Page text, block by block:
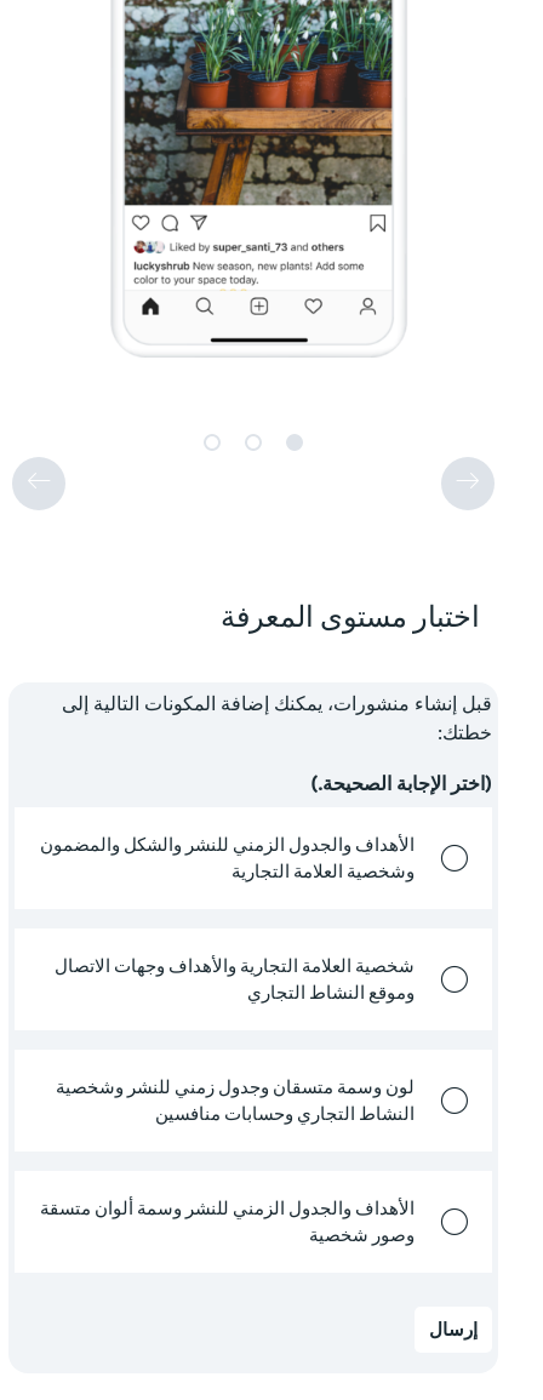
اختبار مستوى المعرفة
قبل إنشاء منشورات، يمكنك إضافة المكونات التالية إلى
خطتك:
(اختر الإجابة الصحيحة.)
الأهداف والجدول الزمني للنشر والشكل والمضمون
وشخصية العلامة التجارية
شخصية العلامة التجارية والأهداف وجهات الاتصال
وموقع النشاط التجاري
لون وسمة متسقان وجدول زمني للنشر وشخصية
النشاط التجاري وحسابات منافسين
الأهداف والجدول الزمني للنشر وسمة ألوان متسقة
وصور شخصية
إرسال